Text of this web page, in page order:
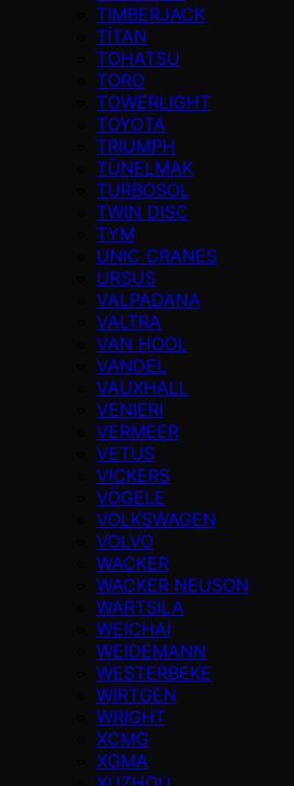
TIMBERJACK
TİTAN
TOHATSU
TORO
TOWERLIGHT
TOYOTA
TRIUMPH
TÜNELMAK
TURBOSOL
TWIN DISC
TYM
UNIC CRANES
URSUS
VALPADANA
VALTRA
VAN HOOL
VANDEL
VAUXHALL
VENIERI
VERMEER
VETUS
VICKERS
VÖGELE
VOLKSWAGEN
VOLVO
WACKER
WACKER NEUSON
WARTSILA
WEICHAI
WEIDEMANN
WESTERBEKE
WIRTGEN
WRIGHT
XCMG
XGMA